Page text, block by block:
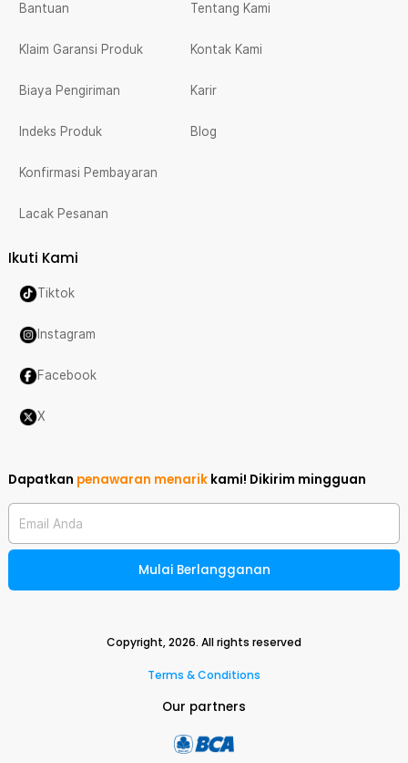
Bantuan
Klaim Garansi Produk
Biaya Pengiriman
Indeks Produk
Konfirmasi Pembayaran
Lacak Pesanan
Tentang Kami
Kontak Kami
Karir
Blog
Ikuti Kami
Tiktok
Instagram
Facebook
X
Dapatkan penawaran menarik kami! Dikirim mingguan
Email Anda
Mulai Berlangganan
Copyright,2026. All rights reserved
Terms & Conditions
Our partners